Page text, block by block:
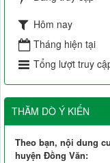
Hôm nay
Tháng hiện tại
Tổng lượt truy
THĂM DÒ Ý KIẾN
Theo bạn, nội dung
huyện Đồng Văn: